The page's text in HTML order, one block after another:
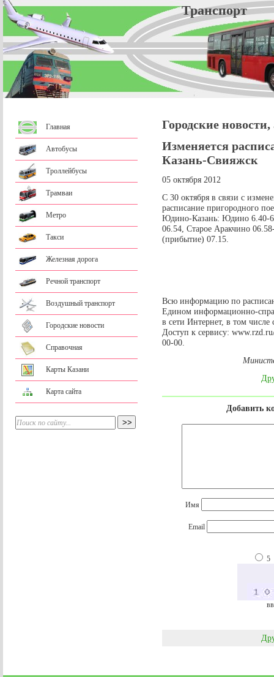
Главная
Автобусы
Троллейбусы
Трамваи
Метро
Такси
Железная дорога
Речной транспорт
Воздушный транспорт
Городские новости
Справочная
Карты Казани
Карта сайта
Городские
Изменяется
Казань-Свияжск
05 октября 2012
С 30 октября в связи с
расписание пригородного
Юдино-Казань: Юдино 6.40-
06.54, Старое Аракчино
(прибытие) 07.15.
Всю информацию по
Едином информационно-
в сети Интернет, в том
Доступ к сервису:
00-00.
Добавить
Имя
Email
5